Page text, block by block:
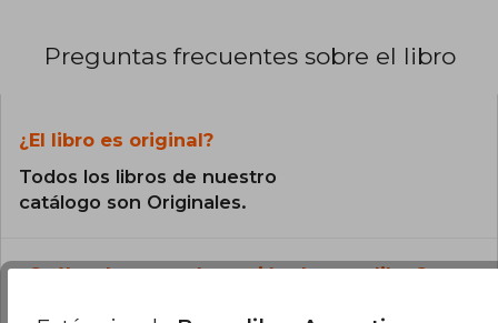
Preguntas frecuentes sobre el libro
¿El libro es original?
Todos los libros de nuestro
catálogo son Originales.
¿Cuál es la encuadernación de este libro?